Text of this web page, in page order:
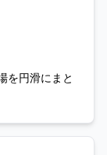
を円滑にまと